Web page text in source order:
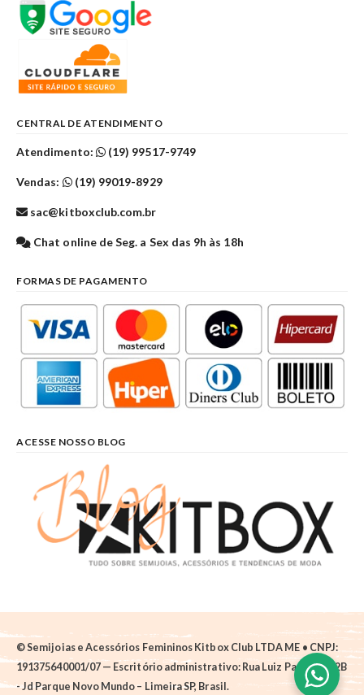
CENTRAL DE ATENDIMENTO
Atendimento: (19) 99517-9749
Vendas: (19) 99019-8929
sac@kitboxclub.com.br
Chat online de Seg. a Sex das 9h às 18h
FORMAS DE PAGAMENTO
ACESSE NOSSO BLOG
© Semijoias e Acessórios Femininos Kitbox Club LTDA ME • CNPJ:
191375640001/07 — Escritório administrativo: Rua Luiz Pantano, 62B
- Jd Parque Novo Mundo – Limeira SP, Brasil.